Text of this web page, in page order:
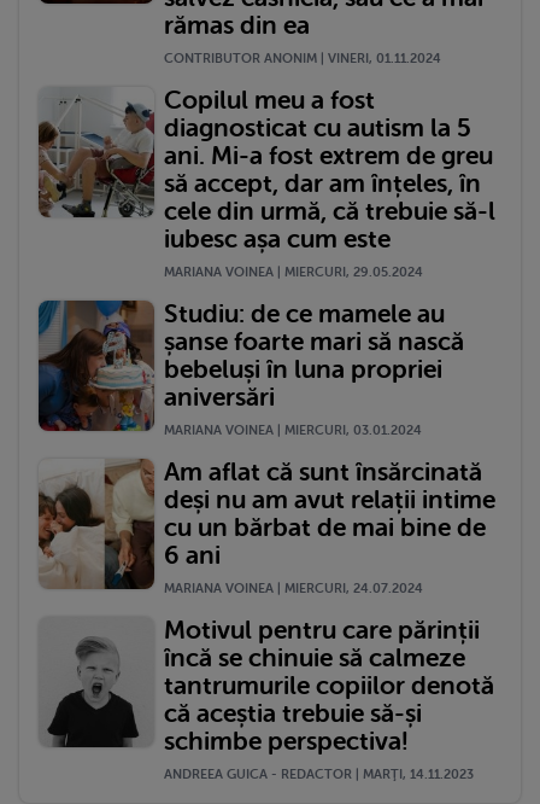
rămas din ea
CONTRIBUTOR ANONIM | VINERI, 01.11.2024
Copilul meu a fost
diagnosticat cu autism la 5
ani. Mi-a fost extrem de greu
să accept, dar am înțeles, în
cele din urmă, că trebuie să-l
iubesc așa cum este
MARIANA VOINEA | MIERCURI, 29.05.2024
Studiu: de ce mamele au
șanse foarte mari să nască
bebeluși în luna propriei
aniversări
MARIANA VOINEA | MIERCURI, 03.01.2024
Am aflat că sunt însărcinată
deși nu am avut relații intime
cu un bărbat de mai bine de
6 ani
MARIANA VOINEA | MIERCURI, 24.07.2024
Motivul pentru care părinții
încă se chinuie să calmeze
tantrumurile copiilor denotă
că aceștia trebuie să-și
schimbe perspectiva!
ANDREEA GUICA - REDACTOR | MARŢI, 14.11.2023